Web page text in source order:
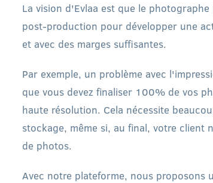
La vision d'Evlaa est que le
post-production pour développer une
et avec des marges suffisantes.
Par exemple, un problème avec
que vous devez finaliser 100% de vos
haute résolution. Cela nécessite
stockage, même si, au final, votre client
de photos.
Avec notre plateforme, nous proposons